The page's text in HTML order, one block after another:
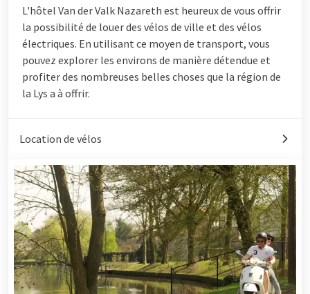
L'hôtel Van der Valk Nazareth est heureux de vous offrir
la possibilité de louer des vélos de ville et des vélos
électriques. En utilisant ce moyen de transport, vous
pouvez explorer les environs de manière détendue et
profiter des nombreuses belles choses que la région de
la Lys a à offrir.
Location de vélos